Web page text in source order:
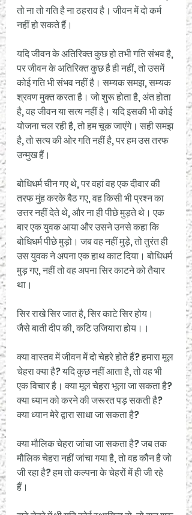
तो ना तो गति है ना ठहराव है। जीवन में दो कर्म
नहीं हो सकते हैं।
यदि जीवन के अतिरिक्त कुछ हो तभी गति संभव है,
पर जीवन के अतिरिक्त कुछ है ही नहीं, तो उसमें
कोई गति भी संभव नहीं है। सम्यक समझ, सम्यक
श्रवण मुक्त करता है। जो शुरू होता है, अंत होता
है, वह जीवन या सत्य नहीं है। यदि इसकी भी कोई
योजना चल रही है, तो हम चूक जाएंगे। सही समझ
है, तो सत्य की ओर गति नहीं है, पर हम उस तरफ
उन्मुख हैं।
बोधिधर्म चीन गए थे, पर वहां वह एक दीवार की
तरफ मुंह करके बैठ गए, वह किसी भी प्रश्न का
उत्तर नहीं देते थे, और ना ही पीछे मुड़ते थे। एक
बार एक युवक आया और उसने उनसे कहा कि
बोधिधर्म पीछे मुड़ो। जब वह नहीं मुड़े, तो तुरंत ही
उस युवक ने अपना एक हाथ काट दिया। बोधिधर्म
मुड़ गए, नहीं तो वह अपना सिर काटने को तैयार
था।
सिर राखे सिर जात है, सिर काटे सिर होय।
जैसे बाती दीप की, कटि उजियारा होय।।
क्या वास्तव में जीवन में दो चेहरे होते हैं? हमारा मूल
चेहरा क्या है? यदि कुछ नहीं आता है, तो वह भी
एक विचार है। क्या मूल चेहरा भूला जा सकता है?
क्या ध्यान को करने की जरूरत पड़ सकती है?
क्या ध्यान मेरे द्वारा साधा जा सकता है?
क्या मौलिक चेहरा जांचा जा सकता है? जब तक
मौलिक चेहरा नहीं जांचा गया है, तो वह कौन है जो
जी रहा है? हम तो कल्पना के चेहरों में ही जी रहे
हैं।